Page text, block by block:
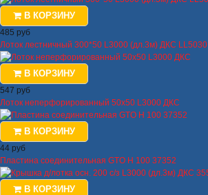
В КОРЗИНУ
485 руб
Лоток лестничный 300*50 L3000 (дл.3м) ДКС LL5030
В КОРЗИНУ
547 руб
Лоток неперфорированный 50х50 L3000 ДКС
В КОРЗИНУ
44 руб
Пластина соединительная GTO H 100 37352
В КОРЗИНУ